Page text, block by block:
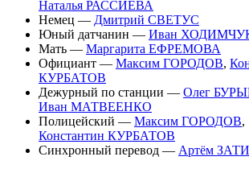
Наталья РАССИЕВА
Немец — Дмитрий СВЕТУС
Юный датчанин — Иван
Мать — Маргарита ЕФРЕМОВА
Официант — Максим ГОРОДОВ,
КУРБАТОВ
Дежурный по станции — Олег
Иван МАТВЕЕНКО
Полицейский — Максим ГОРОДОВ,
Константин КУРБАТОВ
Синхронный перевод — Артём